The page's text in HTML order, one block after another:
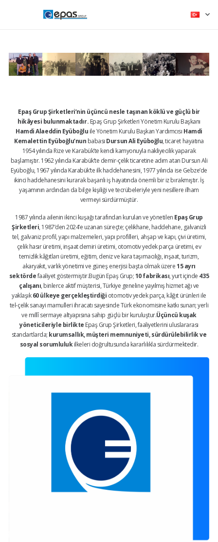
Epaş Grup Şirketleri’nin üçüncü nesle taşınan köklü ve güçlü bir
hikâyesi bulunmaktadır. Epaş Grup Şirketleri Yönetim Kurulu Başkanı
Hamdi Alaeddin Eyüboğlu ile Yönetim Kurulu Başkan Yardımcısı Hamdi
Kemalettin Eyüboğlu’nun babası Dursun Ali Eyüboğlu, ticaret hayatına
1954 yılında Rize ve Karabük’te kendi kamyonuyla nakliyecilik yaparak
başlamıştır. 1962 yılında Karabük’te demir-çelik ticaretine adım atan Dursun Ali
Eyüboğlu, 1967 yılında Karabük’te ilk haddehanesini, 1977 yılında ise Gebze’de
ikinci haddehanesini kurarak başarılı iş hayatında önemli bir iz bırakmıştır. İş
yaşamının ardından da bilge kişiliği ve tecrübeleriyle yeni nesillere ilham
vermeyi sürdürmüştür.
1987 yılında ailenin ikinci kuşağı tarafından kurulan ve yönetilen Epaş Grup
Şirketleri, 1987’den 2024’e uzanan süreçte; çelikhane, haddehane, galvanizli
tel, galvaniz profil, yapı malzemeleri, yapı profilleri, ahşap ve kapı, çivi üretimi,
çelik hasır üretimi, inşaat demiri üretimi, otomotiv yedek parça üretimi, ev
temizlik kâğıtları üretimi, eğitim, deniz ve kara taşımacılığı, inşaat, turizm,
akaryakıt, varlık yönetimi ve güneş enerjisi başta olmak üzere15 ayrı
sektördefaaliyet göstermiştir.Bugün Epaş Grup;10 fabrikası, yurt içinde 435
çalışanı, binlerce aktif müşterisi, Türkiye geneline yayılmış hizmet ağı ve
yaklaşık60 ülkeye gerçekleştirdiği otomotiv yedek parça, kâğıt ürünleri ile
tel-çelik sanayi mamulleri ihracatı sayesinde Türk ekonomisine katkı sunan; yerli
ve millî sermaye altyapısına sahip güçlü bir kuruluştur.Üçüncü kuşak
yöneticileriyle birlikte Epaş Grup Şirketleri, faaliyetlerini uluslararası
standartlarda; kurumsallık, müşteri memnuniyeti, sürdürülebilirlik ve
sosyal sorumlulukilkeleri doğrultusunda kararlılıkla sürdürmektedir.